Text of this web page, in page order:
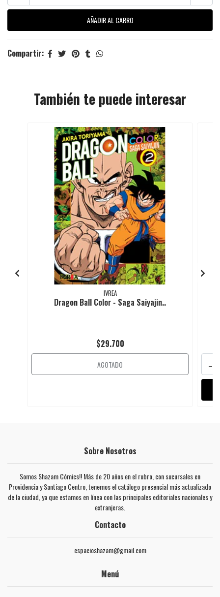
Compartir:
También te puede interesar
IVREA
Dragon Ball Color - Saga Saiyajin..
$29.700
AGOTADO -
Sobre Nosotros
Somos Shazam Cómics!! Más de 20 años en el rubro, con sucursales en
Providencia y Santiago Centro, tenemos el catálogo presencial más actualizado
de la ciudad, ya que estamos en línea con las principales editoriales nacionales y
extranjeras.
Contacto
espacioshazam@gmail.com
Menú